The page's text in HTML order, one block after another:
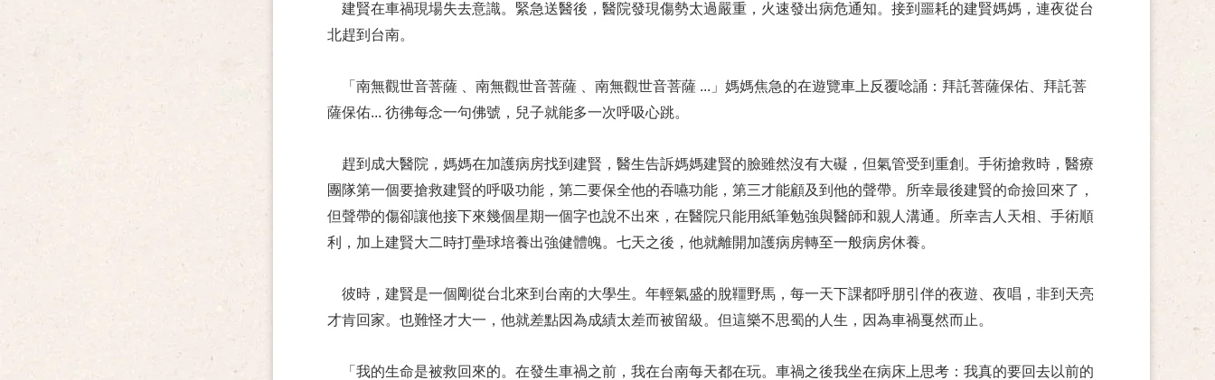
建賢在車禍現場失去意識。緊急送醫後，醫院發現傷勢太過嚴重，火速發出病危通知。接到噩耗的建賢媽媽，連夜從台
北趕到台南。
「南無觀世音菩薩 、南無觀世音菩薩 、南無觀世音菩薩 ...」媽媽焦急的在遊覽車上反覆唸誦：拜託菩薩保佑、拜託菩
薩保佑... 彷彿每念一句佛號，兒子就能多一次呼吸心跳。
趕到成大醫院，媽媽在加護病房找到建賢，醫生告訴媽媽建賢的臉雖然沒有大礙，但氣管受到重創。手術搶救時，醫療
團隊第一個要搶救建賢的呼吸功能，第二要保全他的吞嚥功能，第三才能顧及到他的聲帶。所幸最後建賢的命撿回來了，
但聲帶的傷卻讓他接下來幾個星期一個字也說不出來，在醫院只能用紙筆勉強與醫師和親人溝通。所幸吉人天相、手術順
利，加上建賢大二時打壘球培養出強健體魄。七天之後，他就離開加護病房轉至一般病房休養。
彼時，建賢是一個剛從台北來到台南的大學生。年輕氣盛的脫韁野馬，每一天下課都呼朋引伴的夜遊、夜唱，非到天亮
才肯回家。也難怪才大一，他就差點因為成績太差而被留級。但這樂不思蜀的人生，因為車禍戛然而止。
「我的生命是被救回來的。在發生車禍之前，我在台南每天都在玩。車禍之後我坐在病床上思考：我真的要回去以前的